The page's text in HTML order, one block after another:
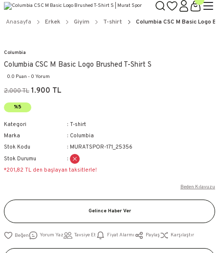
Anasayfa Erkek Giyim T-shirt Columbia CSC M Basic Logo
Columbia
Columbia CSC M Basic Logo Brushed T-Shirt S
0.0 Puan - 0 Yorum
2.000 TL 1.900 TL
%5
Kategori
T-shirt
Marka
Columbia
Stok Kodu
MURATSPOR-171_25356
Stok Durumu
*201,82 TL den başlayan taksitlerle!
Beden Kılavuzu
Gelince Haber Ver
Yorum Yaz Tavsiye Et Fiyat Alarmı Paylaş Karşılaştır